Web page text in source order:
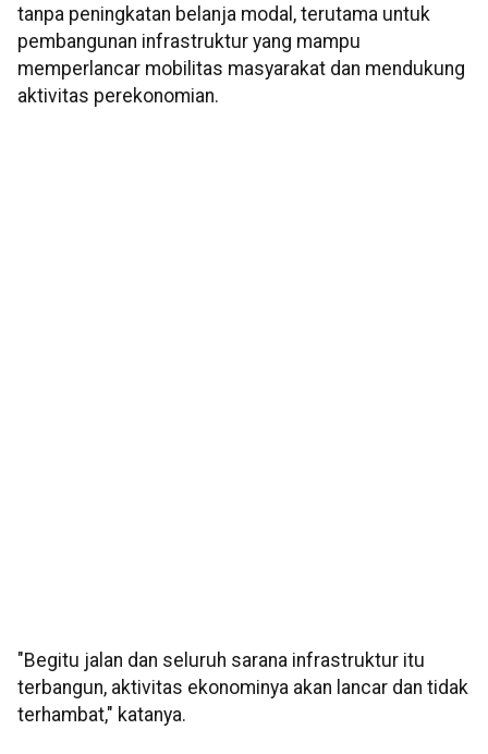
tanpa peningkatan belanja modal, terutama untuk
pembangunan infrastruktur yang mampu
memperlancar mobilitas masyarakat dan mendukung
aktivitas perekonomian.
"Begitu jalan dan seluruh sarana infrastruktur itu
terbangun, aktivitas ekonominya akan lancar dan tidak
terhambat," katanya.